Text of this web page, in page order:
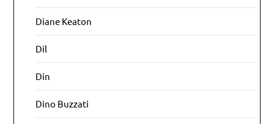
Diane Keaton
Dil
Din
Dino Buzzati